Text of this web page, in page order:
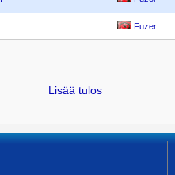
Fuzer
Lisää tulos